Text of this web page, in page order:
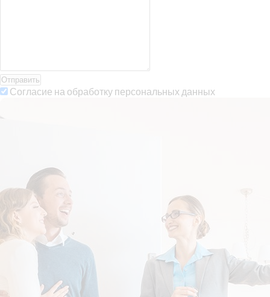
Отправить
Согласие на обработку персональных данных